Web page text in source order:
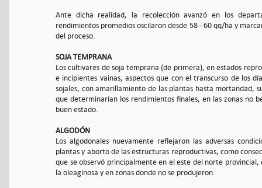
Ante dicha realidad, la recolección avanzó en los
rendimientos promedios oscilaron desde 58 - 60 qq/ha y
del proceso.
SOJA TEMPRANA
Los cultivares de soja temprana (de primera), en estados
e incipientes vainas, aspectos que con el transcurso de los
sojales, con amarillamiento de las plantas hasta mortandad,
que determinarían los rendimientos finales, en las zonas no
buen estado.
ALGODÓN
Los algodonales nuevamente reflejaron las adversas
plantas y aborto de las estructuras reproductivas, como
que se observó principalmente en el este del norte
la oleaginosa y en zonas donde no se produjeron.